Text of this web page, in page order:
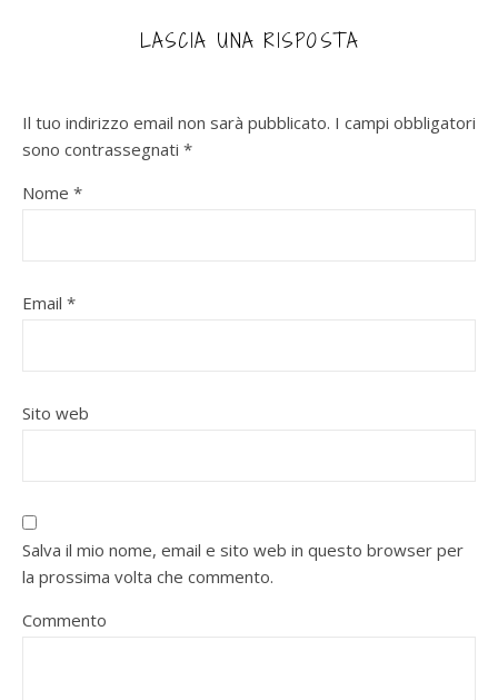
LASCIA UNA RISPOSTA
Il tuo indirizzo email non sarà pubblicato. I campi obbligatori
sono contrassegnati *
Nome *
Email *
Sito web
Salva il mio nome, email e sito web in questo browser per
la prossima volta che commento.
Commento